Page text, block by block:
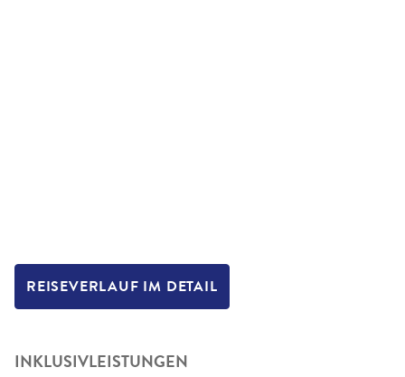
REISEVERLAUF IM DETAIL
INKLUSIVLEISTUNGEN